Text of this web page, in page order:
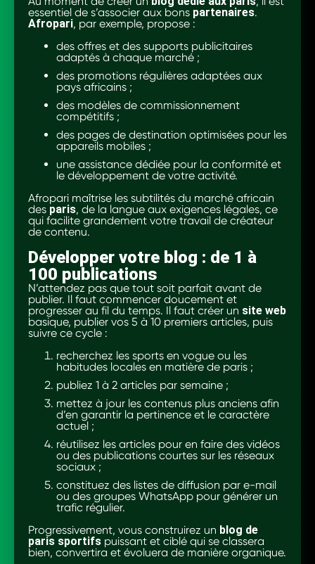
essentiel de s’associer aux bons partenaires.
Afropari, par exemple, propose :
des offres et des supports publicitaires
adaptés à chaque marché ;
des promotions régulières adaptées aux
pays africains ;
des modèles de commissionnement
compétitifs ;
des pages de destination optimisées pour les
appareils mobiles ;
une assistance dédiée pour la conformité et
le développement de votre activité.
Afropari maîtrise les subtilités du marché africain
des paris, de la langue aux exigences légales, ce
qui facilite grandement votre travail de créateur
de contenu.
Développer votre blog : de 1 à
100 publications
N’attendez pas que tout soit parfait avant de
publier. Il faut commencer doucement et
progresser au fil du temps. Il faut créer un site web
basique, publier vos 5 à 10 premiers articles, puis
suivre ce cycle :
recherchez les sports en vogue ou les
habitudes locales en matière de paris ;
publiez 1 à 2 articles par semaine ;
mettez à jour les contenus plus anciens afin
d’en garantir la pertinence et le caractère
actuel ;
réutilisez les articles pour en faire des vidéos
ou des publications courtes sur les réseaux
sociaux ;
constituez des listes de diffusion par e-mail
ou des groupes WhatsApp pour générer un
trafic régulier.
Progressivement, vous construirez un blog de
paris sportifs puissant et ciblé qui se classera
bien, convertira et évoluera de manière organique.